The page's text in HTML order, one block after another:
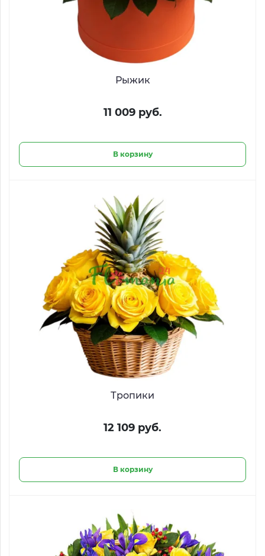
Рыжик
11 009 руб.
В корзину
Тропики
12 109 руб.
В корзину